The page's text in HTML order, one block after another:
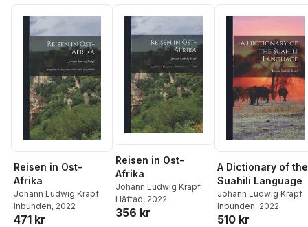
Reisen in Ost-
Afrika
Johann Ludwig Krapf
Inbunden, 2022
471 kr
Reisen in Ost-
Afrika
Johann Ludwig Krapf
Häftad, 2022
356 kr
A Dictionary of the
Suahili Language
Johann Ludwig Krapf
Inbunden, 2022
510 kr